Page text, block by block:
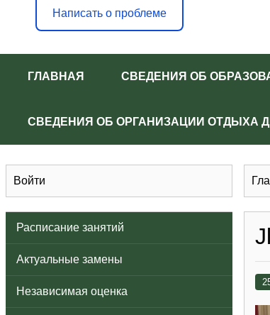
Написать о проблеме
ГЛАВНАЯ СВЕДЕНИЯ ОБ
СВЕДЕНИЯ ОБ ОРГАНИЗАЦИИ ОТДЫХА
Войти
Расписание занятий
Актуальные замены
Независимая оценка